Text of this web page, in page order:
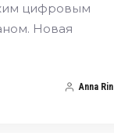
цифровым
Новая
Anna